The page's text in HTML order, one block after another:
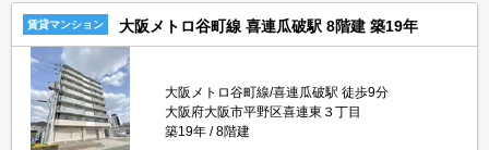
賃貸マンション 大阪メトロ谷町線 喜連瓜破駅 8階建 築19年
大阪メトロ谷町線/喜連瓜破駅 徒歩9分
大阪府大阪市平野区喜連東３丁目
築19年
8階建